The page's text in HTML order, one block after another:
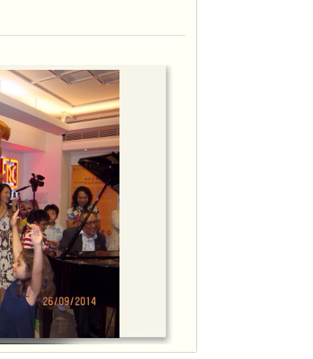
音樂學院 4 級鋼琴考試全年最高
出席節目訪問，本會會長李周麗華
仕良先生接受訪問。
，於香港HMV、香港唱片、通利琴
怡基金會、葡文書店均有售。
常音樂交流活動